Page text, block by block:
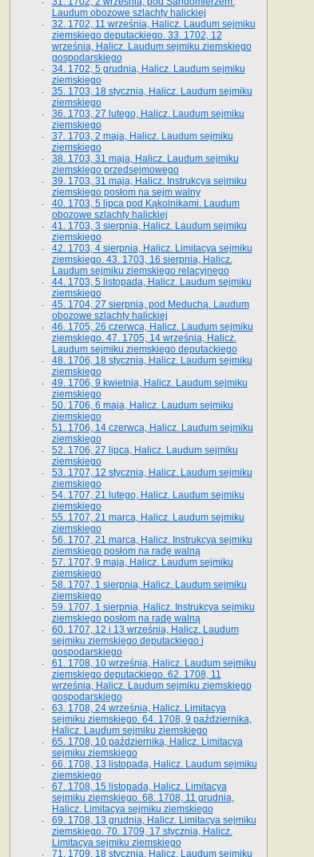
Laudum obozowe szlachty halickiej
32. 1702, 11 września, Halicz. Laudum sejmiku
ziemskiego deputackiego. 33. 1702, 12
września, Halicz. Laudum sejmiku ziemskiego
gospodarskiego
34. 1702, 5 grudnia, Halicz. Laudum sejmiku
ziemskiego
35. 1703, 18 stycznia, Halicz. Laudum sejmiku
ziemskiego
36. 1703, 27 lutego, Halicz. Laudum sejmiku
ziemskiego
37. 1703, 2 maja, Halicz. Laudum sejmiku
ziemskiego
38. 1703, 31 maja, Halicz. Laudum sejmiku
ziemskiego przedsejmowego
39. 1703, 31 maja, Halicz. Instrukcya sejmiku
ziemskiego posłom na sejm walny
40. 1703, 5 lipca pod Kąkolnikami. Laudum
obozowe szlachty halickiej
41­. 1703, 3 sierpnia, Halicz. Laudum sejmiku
ziemskiego
42. 1703, 4 sierpnia, Halicz. Limitacya sejmiku
ziemskiego. 43. 1703, 16 sierpnia, Halicz.
Laudum sejmiku ziemskiego relacyjnego
44. 1703, 5 listopada, Halicz. Laudum sejmiku
ziemskiego
45. 1704, 27 sierpnia, pod Meduchą. Laudum
obozowe szlachty halickiej
46. 1705, 26 czerwca, Halicz. Laudum sejmiku
ziemskiego. 47. 1705, 14 września, Halicz.
Laudum sejmiku ziemskiego deputackiego
48. 1706, 18 stycznia, Halicz. Laudum sejmiku
ziemskiego
49. 1706, 9 kwietnia, Halicz. Laudum sejmiku
ziemskiego
50. 1706, 6 maja, Halicz. Laudum sejmiku
ziemskiego
51. 1706, 14 czerwca, Halicz. Laudum sejmiku
ziemskiego
52. 1706, 27 lipca, Halicz. Laudum sejmiku
ziemskiego
53. 1707, 12 stycznia, Halicz. Laudum sejmiku
ziemskiego
54. 1707, 21 lutego, Halicz. Laudum sejmiku
ziemskiego
55. 1707, 21 marca, Halicz. Laudum sejmiku
ziemskiego
56. 1707, 21 marca, Halicz. Instrukcya sejmiku
ziemskiego posłom na radę walną
57. 1707, 9 maja, Halicz. Laudum sejmiku
ziemskiego
58. 1707, 1 sierpnia, Halicz. Laudum sejmiku
ziemskiego
59. 1707, 1 sierpnia, Halicz. Instrukcya sejmiku
ziemskiego posłom na radę walną
60. 1707, 12 i 13 września, Halicz. Laudum
sejmiku ziemskiego deputackiego i
gospodarskiego
61. 1708, 10 września, Halicz. Laudum sejmiku
ziemskiego deputackiego. 62. 1708, 11
września, Halicz. Laudum sejmiku ziemskiego
gospodarskiego
63. 1708, 24 września, Halicz. Limitacya
sejmiku ziemskiego. 64. 1708, 9 października,
Halicz. Laudum sejmiku ziemskiego
65­. 1708, 10 października, Halicz. Limitacya
sejmiku ziemskiego
66. 1708, 13 listopada, Halicz. Laudum sejmiku
ziemskiego
67. 1708, 15 listopada, Halicz. Limitacya
sejmiku ziemskiego. 68. 1708, 11 grudnia,
Halicz. Limitacya sejmiku ziemskiego
69. 1708, 13 grudnia, Halicz. Limitacya sejmiku
ziemskiego. 70. 1709, 17 stycznia, Halicz.
Limitacya sejmiku ziemskiego
71. 1709, 18 stycznia, Halicz. Laudum sejmiku